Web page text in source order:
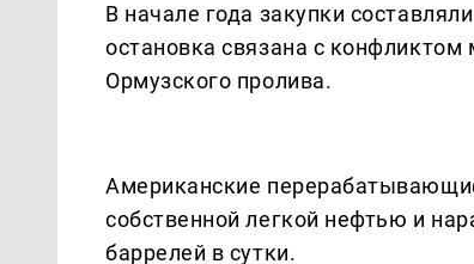
В начале года закупки
остановка связана с
Ормузского пролива.
Американские
собственной легкой нефтью и
баррелей в сутки.